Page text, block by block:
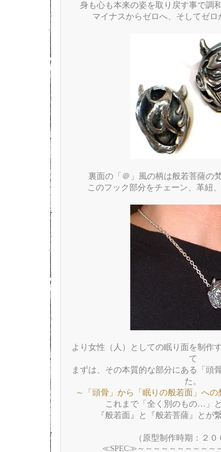
身も心も本来の姿を取り戻す事で調
マイナスからゼロへ、そしてゼ
裏面の「＠」風の柄は般若菩薩の
このフック部分をチェーン、革紐
より女性（人）としての眠り面を制作
て
まずは、その本質的な部分にある「頭
た。
～「頭骨」から「眠りの般若面」へ
これまで「全く別のもの…」
『般若面』と『般若菩薩』と
（原型制作時期：２
≪SPEC≫～～～～～～～～～～